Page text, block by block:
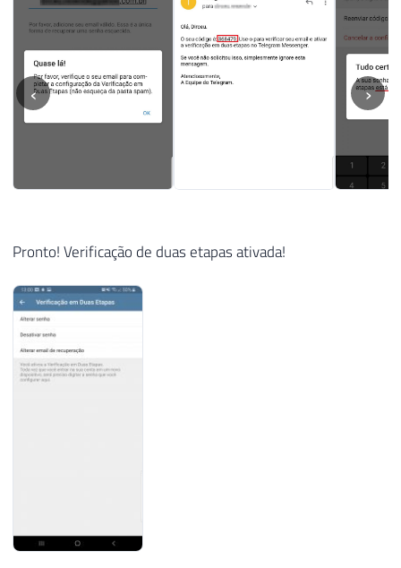
‹ ›
Pronto! Verificação de duas etapas ativada!